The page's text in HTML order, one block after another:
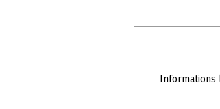
Informations